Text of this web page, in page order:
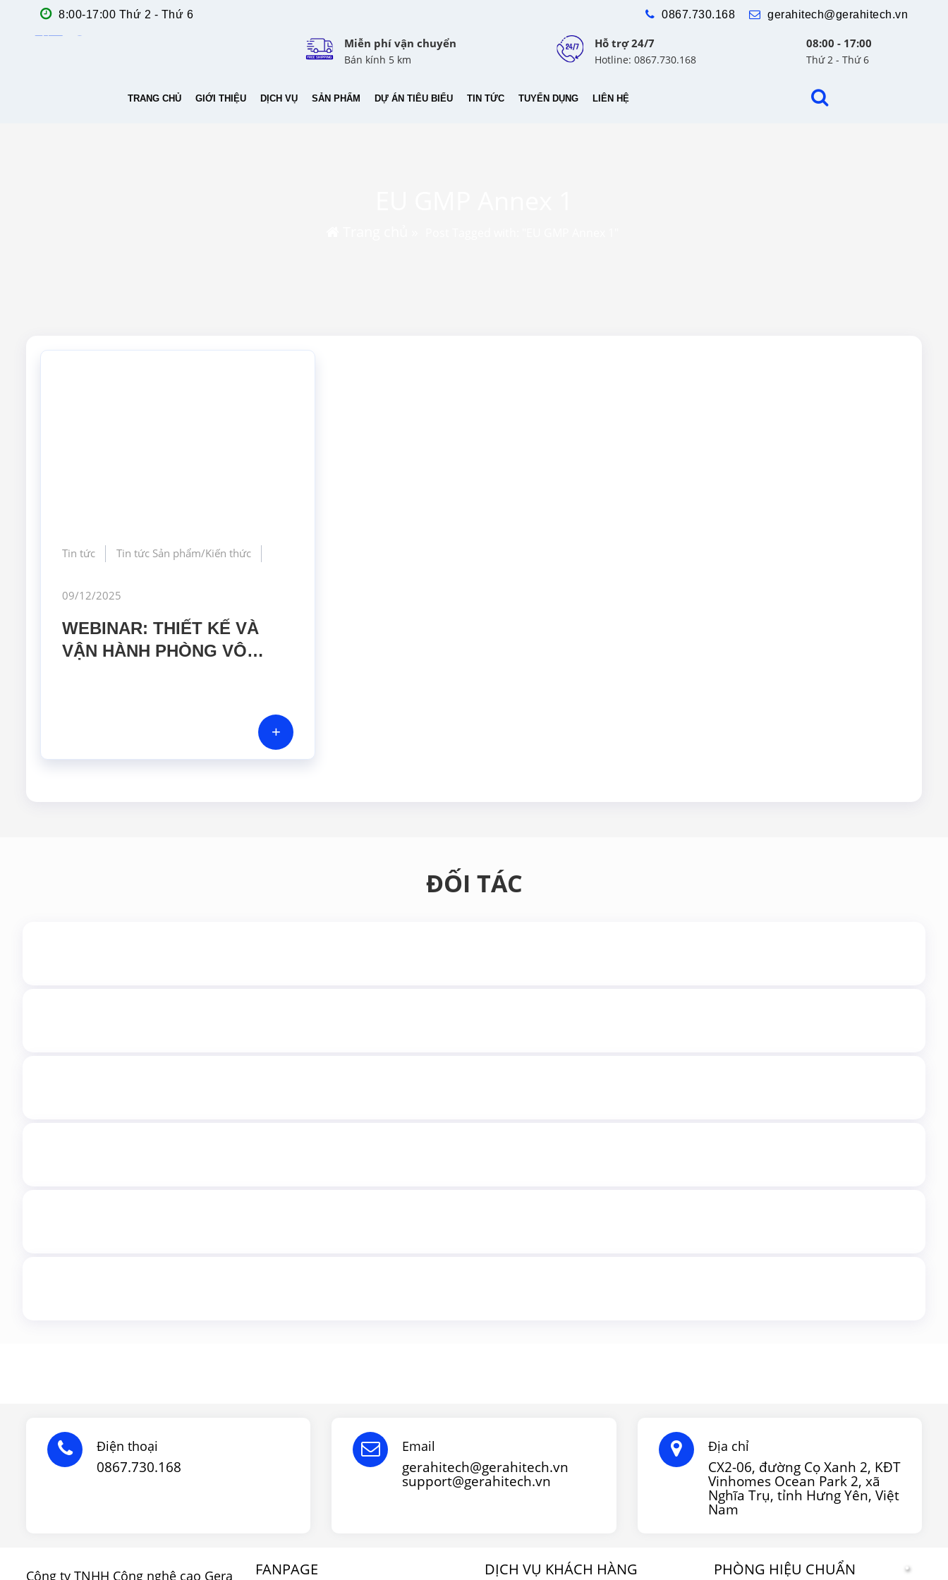
8:00-17:00 Thứ 2 - Thứ 6 gerahitech@gerahitech.vn
0867.730.168
Miễn phí vận chuyển
Bán kính 5 km
Hỗ trợ 24/7
Hotline: 0867.730.168
08:00 - 17:00
Thứ 2 - Thứ 6
TRANG CHỦ GIỚI THIỆU DỊCH VỤ SẢN PHẨM DỰ ÁN TIÊU BIỂU TIN TỨC TUYỂN DỤNG LIÊN HỆ
Tin tức Tin tức Sản phẩm/Kiến thức
09/12/2025
WEBINAR: THIẾT KẾ VÀ
VẬN HÀNH PHÒNG VÔ
+
ĐỐI TÁC
Điện thoại
0867.730.168
Email
gerahitech@gerahitech.vn
support@gerahitech.vn
Địa chỉ
CX2-06, đường Cọ Xanh 2, KĐT
Vinhomes Ocean Park 2, xã
Nghĩa Trụ, tỉnh Hưng Yên, Việt
Nam
Công ty TNHH Công nghệ cao Gera FANPAGE DỊCH VỤ KHÁCH HÀNG PHÒNG HIỆU CHUẨN